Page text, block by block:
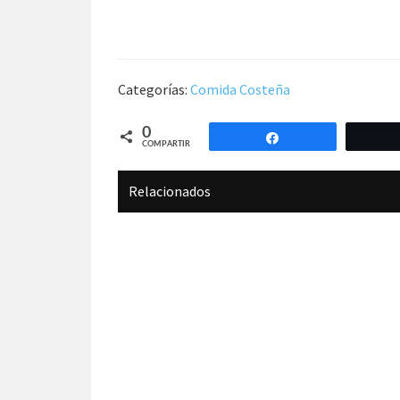
Categorías: Comida Costeña
0
COMPARTIR
Relacionados